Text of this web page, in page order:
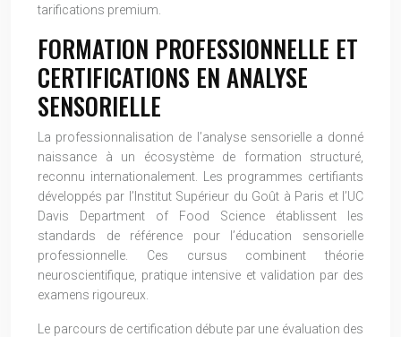
tarifications premium.
FORMATION PROFESSIONNELLE ET
CERTIFICATIONS EN ANALYSE
SENSORIELLE
La professionnalisation de l’analyse sensorielle a donné
naissance à un écosystème de formation structuré,
reconnu internationalement. Les programmes certifiants
développés par l’Institut Supérieur du Goût à Paris et l’UC
Davis Department of Food Science établissent les
standards de référence pour l’éducation sensorielle
professionnelle. Ces cursus combinent théorie
neuroscientifique, pratique intensive et validation par des
examens rigoureux.
Le parcours de certification débute par une évaluation des